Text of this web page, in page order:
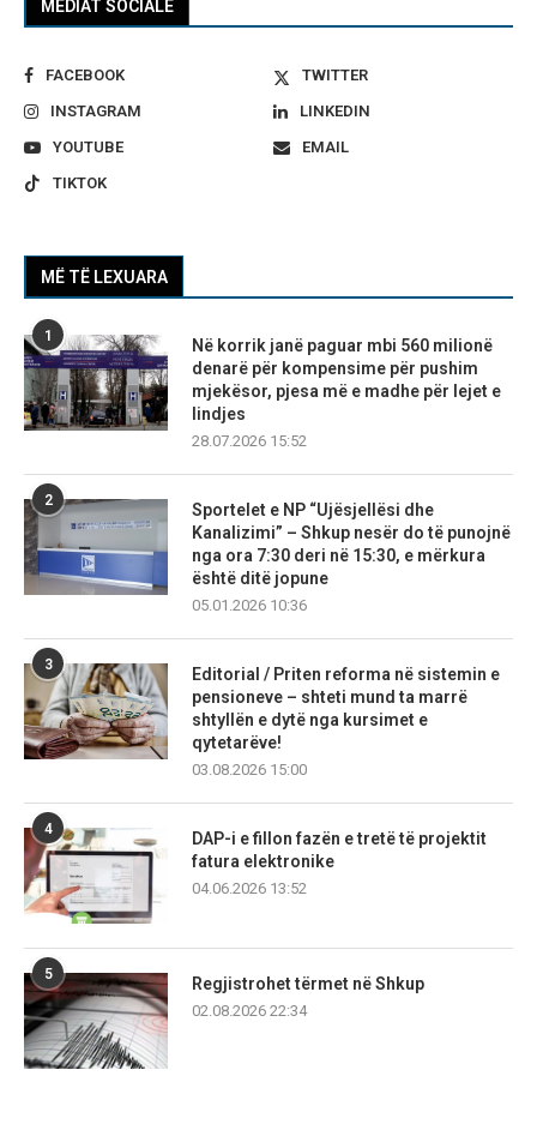
MEDIAT SOCIALE
FACEBOOK
TWITTER
INSTAGRAM
LINKEDIN
YOUTUBE
EMAIL
TIKTOK
MË TË LEXUARA
1
Në korrik janë paguar mbi 560 milionë
denarë për kompensime për pushim
mjekësor, pjesa më e madhe për lejet e
lindjes
28.07.2026 15:52
2
Sportelet e NP “Ujësjellësi dhe
Kanalizimi” – Shkup nesër do të punojnë
nga ora 7:30 deri në 15:30, e mërkura
është ditë jopune
05.01.2026 10:36
3
Editorial / Priten reforma në sistemin e
pensioneve – shteti mund ta marrë
shtyllën e dytë nga kursimet e
qytetarëve!
03.08.2026 15:00
4
DAP-i e fillon fazën e tretë të projektit
fatura elektronike
04.06.2026 13:52
5
Regjistrohet tërmet në Shkup
02.08.2026 22:34